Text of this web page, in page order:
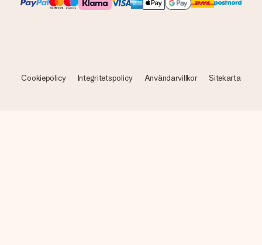
Cookiepolicy Integritetspolicy Användarvillkor Sitekarta